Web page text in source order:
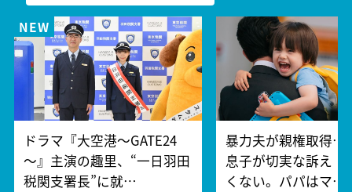
ドラマ『大空港～GATE24
～』主演の趣里、“一日羽田
税関支署長”に就…
暴力夫が親権取得…
息子が切実な訴え「
くない。パパはマ…